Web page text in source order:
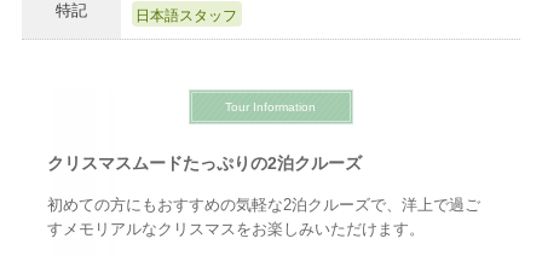
特記 日本語スタッフ
Tour Information
クリスマスムードたっぷりの2泊クルーズ
初めての方にもおすすめの気軽な2泊クルーズで、洋上で過ご
すメモリアルなクリスマスをお楽しみいただけます。